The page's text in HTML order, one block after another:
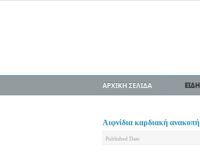
ΑΡΧΙΚΗ ΣΕΛΙΔΑ
Αιφνίδια καρδιακή
Published Date